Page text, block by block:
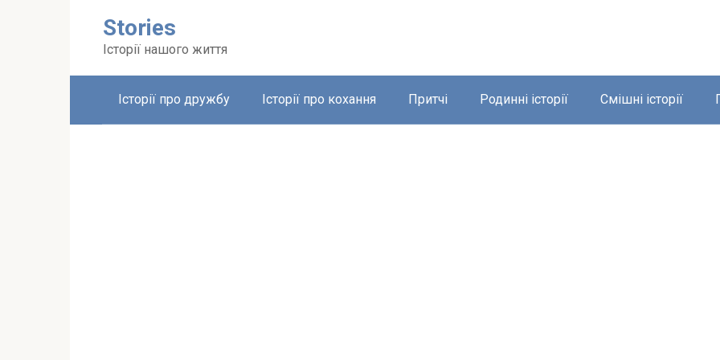
Stories
Історії нашого життя
Історії про дружбу Історії про кохання Притчі Родинні історії Смішні історії